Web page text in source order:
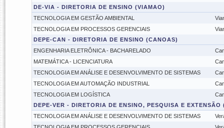
DE-VIA - DIRETORIA DE ENSINO (VIAMAO)
TECNOLOGIA EM GESTÃO AMBIENTAL
TECNOLOGIA EM PROCESSOS GERENCIAIS
DEPE-CAN - DIRETORIA DE ENSINO (CANOAS)
ENGENHARIA ELETRÔNICA - BACHARELADO
MATEMÁTICA - LICENCIATURA
TECNOLOGIA EM ANÁLISE E DESENVOLVIMENTO DE SISTEMAS
TECNOLOGIA EM AUTOMAÇÃO INDUSTRIAL
TECNOLOGIA EM LOGÍSTICA
DEPE-VER - DIRETORIA DE ENSINO, PESQUISA E EXTENSÃO
TECNOLOGIA EM ANÁLISE E DESENVOLVIMENTO DE SISTEMAS